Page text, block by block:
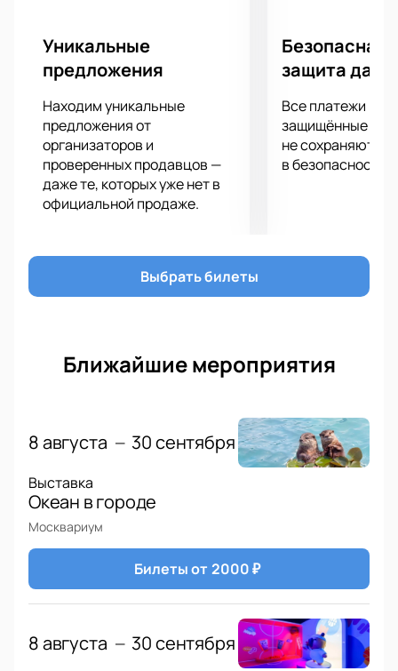
Уникальные
предложения
Находим уникальные
предложения от
организаторов и
проверенных продавцов —
даже те, которых уже нет в
официальной продаже.
Безопасная
защита
Все платежи
защищённые
не сохраняются
в безопасности.
Выбрать билеты
Ближайшие мероприятия
8 августа — 30 сентября
Выставка
Океан в городе
Москвариум
Билеты от 2000₽
8 августа — 30 сентября